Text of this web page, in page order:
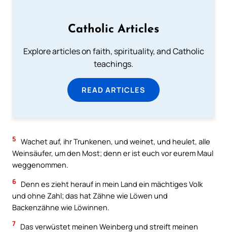
Catholic Articles
Explore articles on faith, spirituality, and Catholic
teachings.
READ ARTICLES
5 Wachet auf, ihr Trunkenen, und weinet, und heulet, alle
Weinsäufer, um den Most; denn er ist euch vor eurem Maul
weggenommen.
6 Denn es zieht herauf in mein Land ein mächtiges Volk
und ohne Zahl; das hat Zähne wie Löwen und
Backenzähne wie Löwinnen.
7 Das verwüstet meinen Weinberg und streift meinen